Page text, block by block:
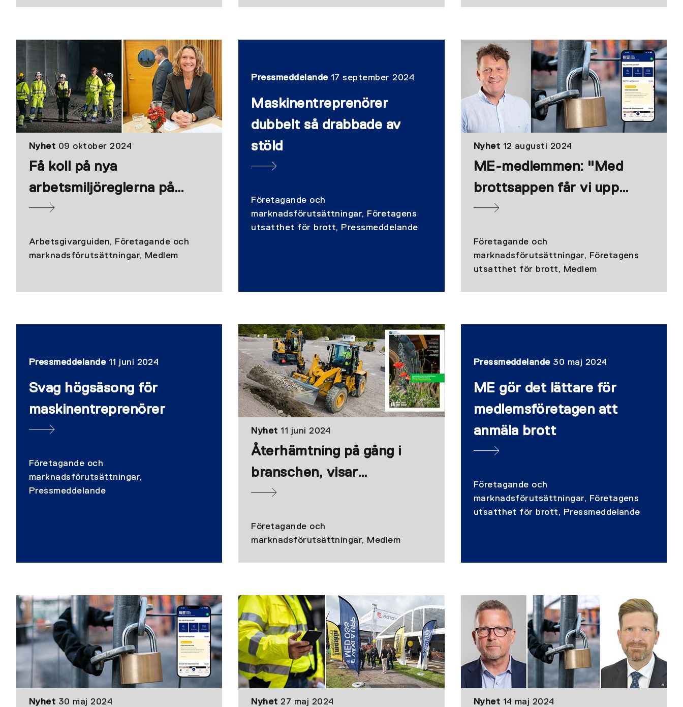
Nyhet 09 oktober 2024
Få koll på nya
arbetsmiljöreglerna på
Arbetsgivardagen
Arbetsgivarguiden, Företagande och
marknadsförutsättningar, Medlem
Pressmeddelande17 september 2024
Maskinentreprenörer
dubbelt så drabbade av
stöld
Företagande och
marknadsförutsättningar, Företagens
utsatthet för brott, Pressmeddelande
Nyhet 12 augusti 2024
ME-medlemmen: "Med
brottsappen får vi upp
statistiken"
Företagande och
marknadsförutsättningar, Företagens
utsatthet för brott, Medlem
Pressmeddelande11 juni 2024
Svag högsäsong för
maskinentreprenörer
Företagande och
marknadsförutsättningar,
Pressmeddelande
Nyhet 11 juni 2024
Återhämtning på gång i
branschen, visar
Sommar-MEKO
Företagande och
marknadsförutsättningar, Medlem
Pressmeddelande30 maj 2024
ME gör det lättare för
medlemsföretagen att
anmäla brott
Företagande och
marknadsförutsättningar, Företagens
utsatthet för brott, Pressmeddelande
Nyhet 30 maj 2024 Nyhet 27 maj 2024 Nyhet 14 maj 2024